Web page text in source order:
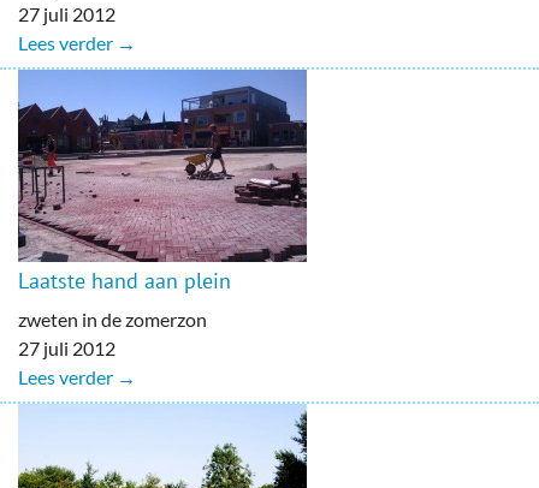
27 juli 2012
Lees verder →
Laatste hand aan plein
zweten in de zomerzon
27 juli 2012
Lees verder →